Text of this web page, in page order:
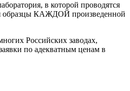
в которой проводятся
образцы КАЖДОЙ произведенной
Российских заводах,
по адекватным ценам в